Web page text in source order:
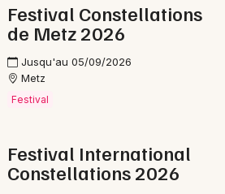
Festival Constellations
de Metz 2026
Jusqu'au 05/09/2026
Metz
Festival
Festival International
Constellations 2026